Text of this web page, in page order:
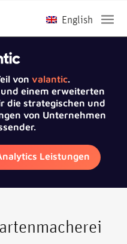
von valantic.
einem erweiterten
die strategischen und
von Unternehmen
Leistungen